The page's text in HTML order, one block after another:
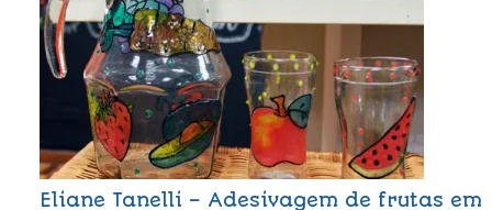
Eliane Tanelli – Adesivagem de frutas em